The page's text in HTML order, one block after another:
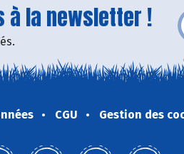
à la newsletter !
CGU Gestion des